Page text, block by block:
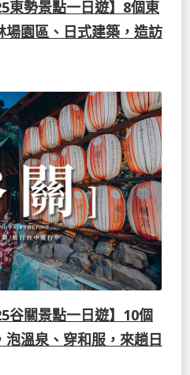
東勢景點一日遊】8個東
園區、日式建築，造訪
谷關景點一日遊】10個
溫泉、穿和服，來趟日